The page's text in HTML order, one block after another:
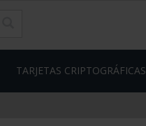
TARJETAS CRIPTOGRÁFICAS